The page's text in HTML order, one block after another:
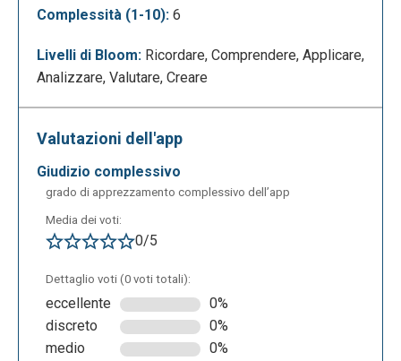
La seguente è la schermata di editing del progetto.
Qui il docente ha a disposizione diversi strumenti
per la modifica della presentazione come testi,
media, elementi grafici, sfondi. Nella sezione di
sinistra, "Manual Edit", sono presenti suggerimenti e
presente una casella di testo ("Ask Curipod AI...") per
interagire con l'intelligenza artificiale e richiedere
modifiche specifiche. La parte centrale della
schermata mostra l'anteprima della slide corrente,
Complessità (1-10): 6
Livelli di Bloom: Ricordare, Comprendere, Applicare,
Analizzare, Valutare, Creare
Valutazioni dell'app
giudizio complessivo
grado di apprezzamento complessivo dell’app
Media dei voti:
0/5
Dettaglio voti (0 voti totali):
eccellente
0%
discreto
0%
medio
0%